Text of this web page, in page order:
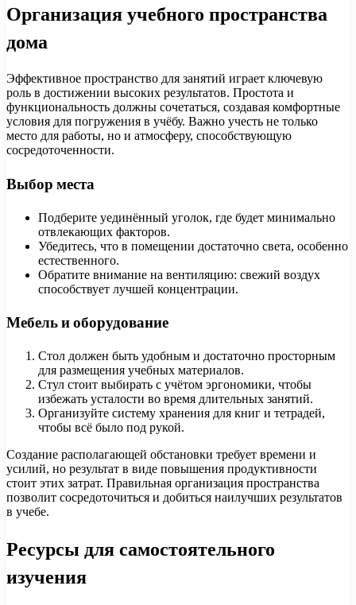
Организация учебного пространства
дома
Эффективное пространство для занятий играет ключевую
роль в достижении высоких результатов. Простота и
функциональность должны сочетаться, создавая комфортные
условия для погружения в учёбу. Важно учесть не только
место для работы, но и атмосферу, способствующую
сосредоточенности.
Выбор места
Подберите уединённый уголок, где будет минимально
отвлекающих факторов.
Убедитесь, что в помещении достаточно света, особенно
естественного.
Обратите внимание на вентиляцию: свежий воздух
способствует лучшей концентрации.
Мебель и оборудование
Стол должен быть удобным и достаточно просторным
для размещения учебных материалов.
Стул стоит выбирать с учётом эргономики, чтобы
избежать усталости во время длительных занятий.
Организуйте систему хранения для книг и тетрадей,
чтобы всё было под рукой.
Создание располагающей обстановки требует времени и
усилий, но результат в виде повышения продуктивности
стоит этих затрат. Правильная организация пространства
позволит сосредоточиться и добиться наилучших результатов
в учебе.
Ресурсы для самостоятельного
изучения